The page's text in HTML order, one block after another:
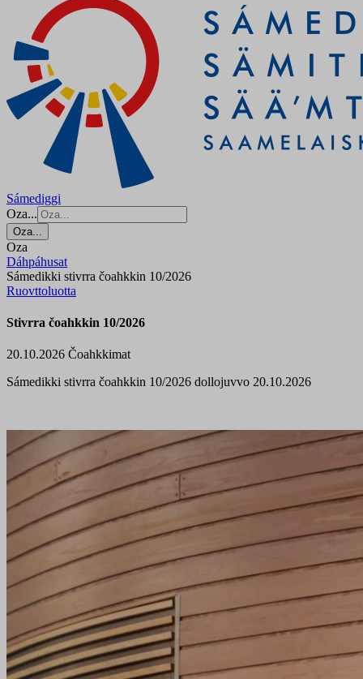
Sámediggi
Oza...
Oza...
Oza
Dáhpáhusat
Sámedikki stivrra čoahkkin 10/2026
Ruovttoluotta
Stivrra čoahkkin 10/2026
20.10.2026 Čoahkkimat
Sámedikki stivrra čoahkkin 10/2026 dollojuvvo 20.10.2026